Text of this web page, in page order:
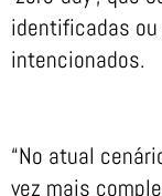
identificadas
intencionados.
“No atual
vez mais